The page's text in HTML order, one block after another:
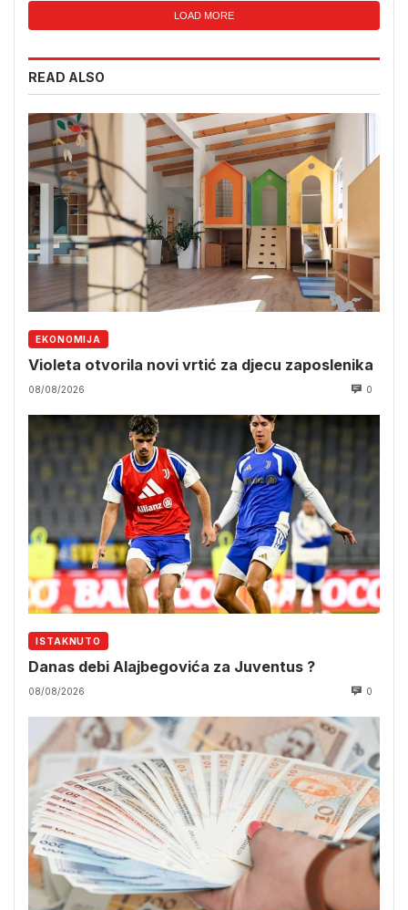
LOAD MORE
READ ALSO
EKONOMIJA
Violeta otvorila novi vrtić za djecu zaposlenika
08/08/2026 0
ISTAKNUTO
Danas debi Alajbegovića za Juventus ?
08/08/2026 0